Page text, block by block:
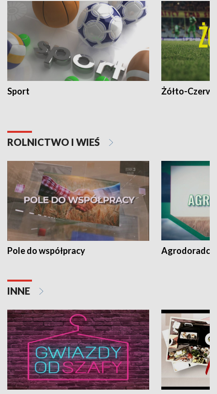
Sport Żółto-
ROLNICTWO I WIEŚ
Pole do współpracy Agrodoradcy
INNE